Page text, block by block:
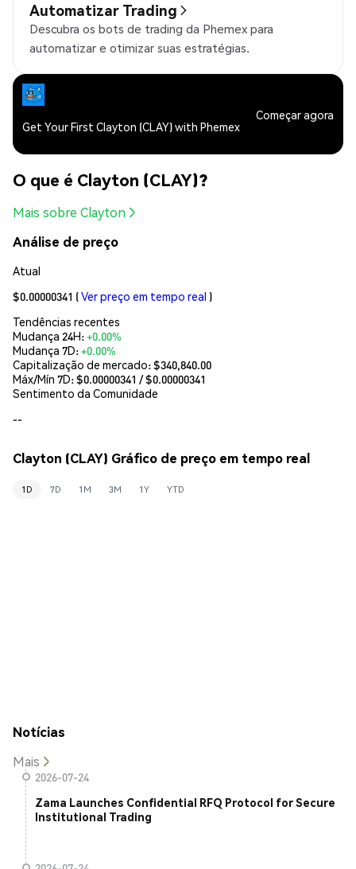
Automatizar Trading
Descubra os bots de trading da Phemex para
automatizar e otimizar suas estratégias.
Get Your First Clayton (CLAY) with Phemex
Começar agora
O que é Clayton (CLAY)?
Mais sobre Clayton
Análise de preço
Atual
$0.00000341 (Ver preço em tempo real )
Tendências recentes
Mudança 24H:+0.00%
Mudança 7D:+0.00%
Capitalização de mercado:$340,840.00
Máx/Mín 7D: $0.00000341 / $0.00000341
Sentimento da Comunidade
--
Clayton (CLAY) Gráfico de preço em tempo real
1D 7D 1M 3M 1Y YTD
Notícias
Mais
2026-07-24
Zama Launches Confidential RFQ Protocol for Secure
Institutional Trading